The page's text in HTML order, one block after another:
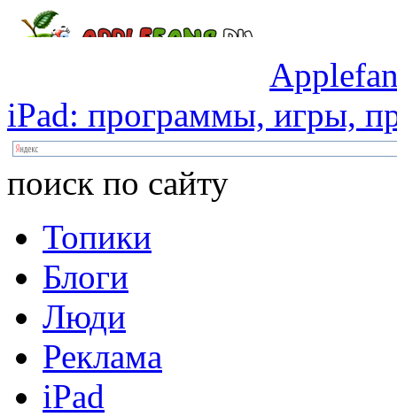
iPad: программы, игры,
поиск по сайту
Топики
Блоги
Люди
Реклама
iPad